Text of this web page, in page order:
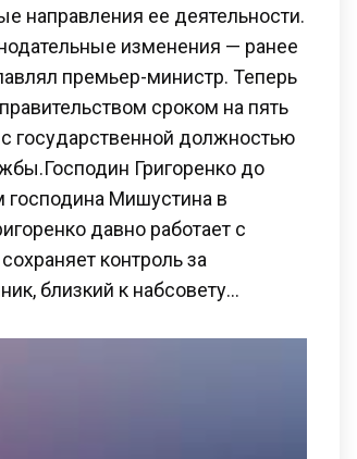
направления ее деятельности.
изменения — ранее
премьер-министр. Теперь
сроком на пять
государственной должностью
Григоренко до
господина Мишустина в
давно работает с
контроль за
близкий к набсовету…